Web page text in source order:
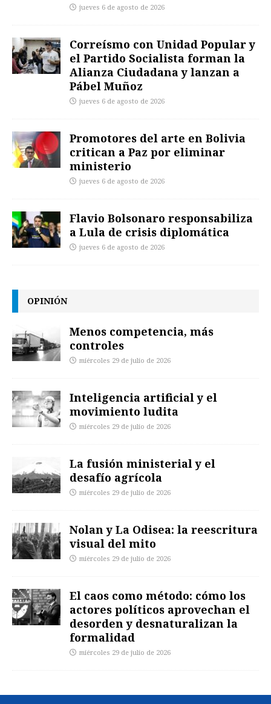
jueves 6 de agosto de 2026
Correísmo con Unidad Popular y
el Partido Socialista forman la
Alianza Ciudadana y lanzan a
Pábel Muñoz
jueves 6 de agosto de 2026
Promotores del arte en Bolivia
critican a Paz por eliminar
ministerio
jueves 6 de agosto de 2026
Flavio Bolsonaro responsabiliza
a Lula de crisis diplomática
jueves 6 de agosto de 2026
OPINIÓN
Menos competencia, más
controles
miércoles 29 de julio de 2026
Inteligencia artificial y el
movimiento ludita
miércoles 29 de julio de 2026
La fusión ministerial y el
desafío agrícola
miércoles 29 de julio de 2026
Nolan y La Odisea: la reescritura
visual del mito
miércoles 29 de julio de 2026
El caos como método: cómo los
actores políticos aprovechan el
desorden y desnaturalizan la
formalidad
miércoles 29 de julio de 2026